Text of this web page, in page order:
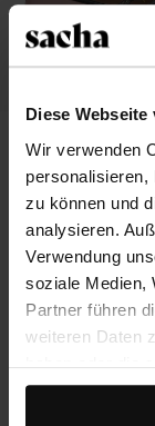
Diese
Wir verwenden
personalisieren,
zu können und
analysieren.
Verwendung
soziale Medien,
Partner führen
weiteren Daten
haben oder die
gesammelt
Riemchen
72.98
29.20
Über Sacha
Versand und